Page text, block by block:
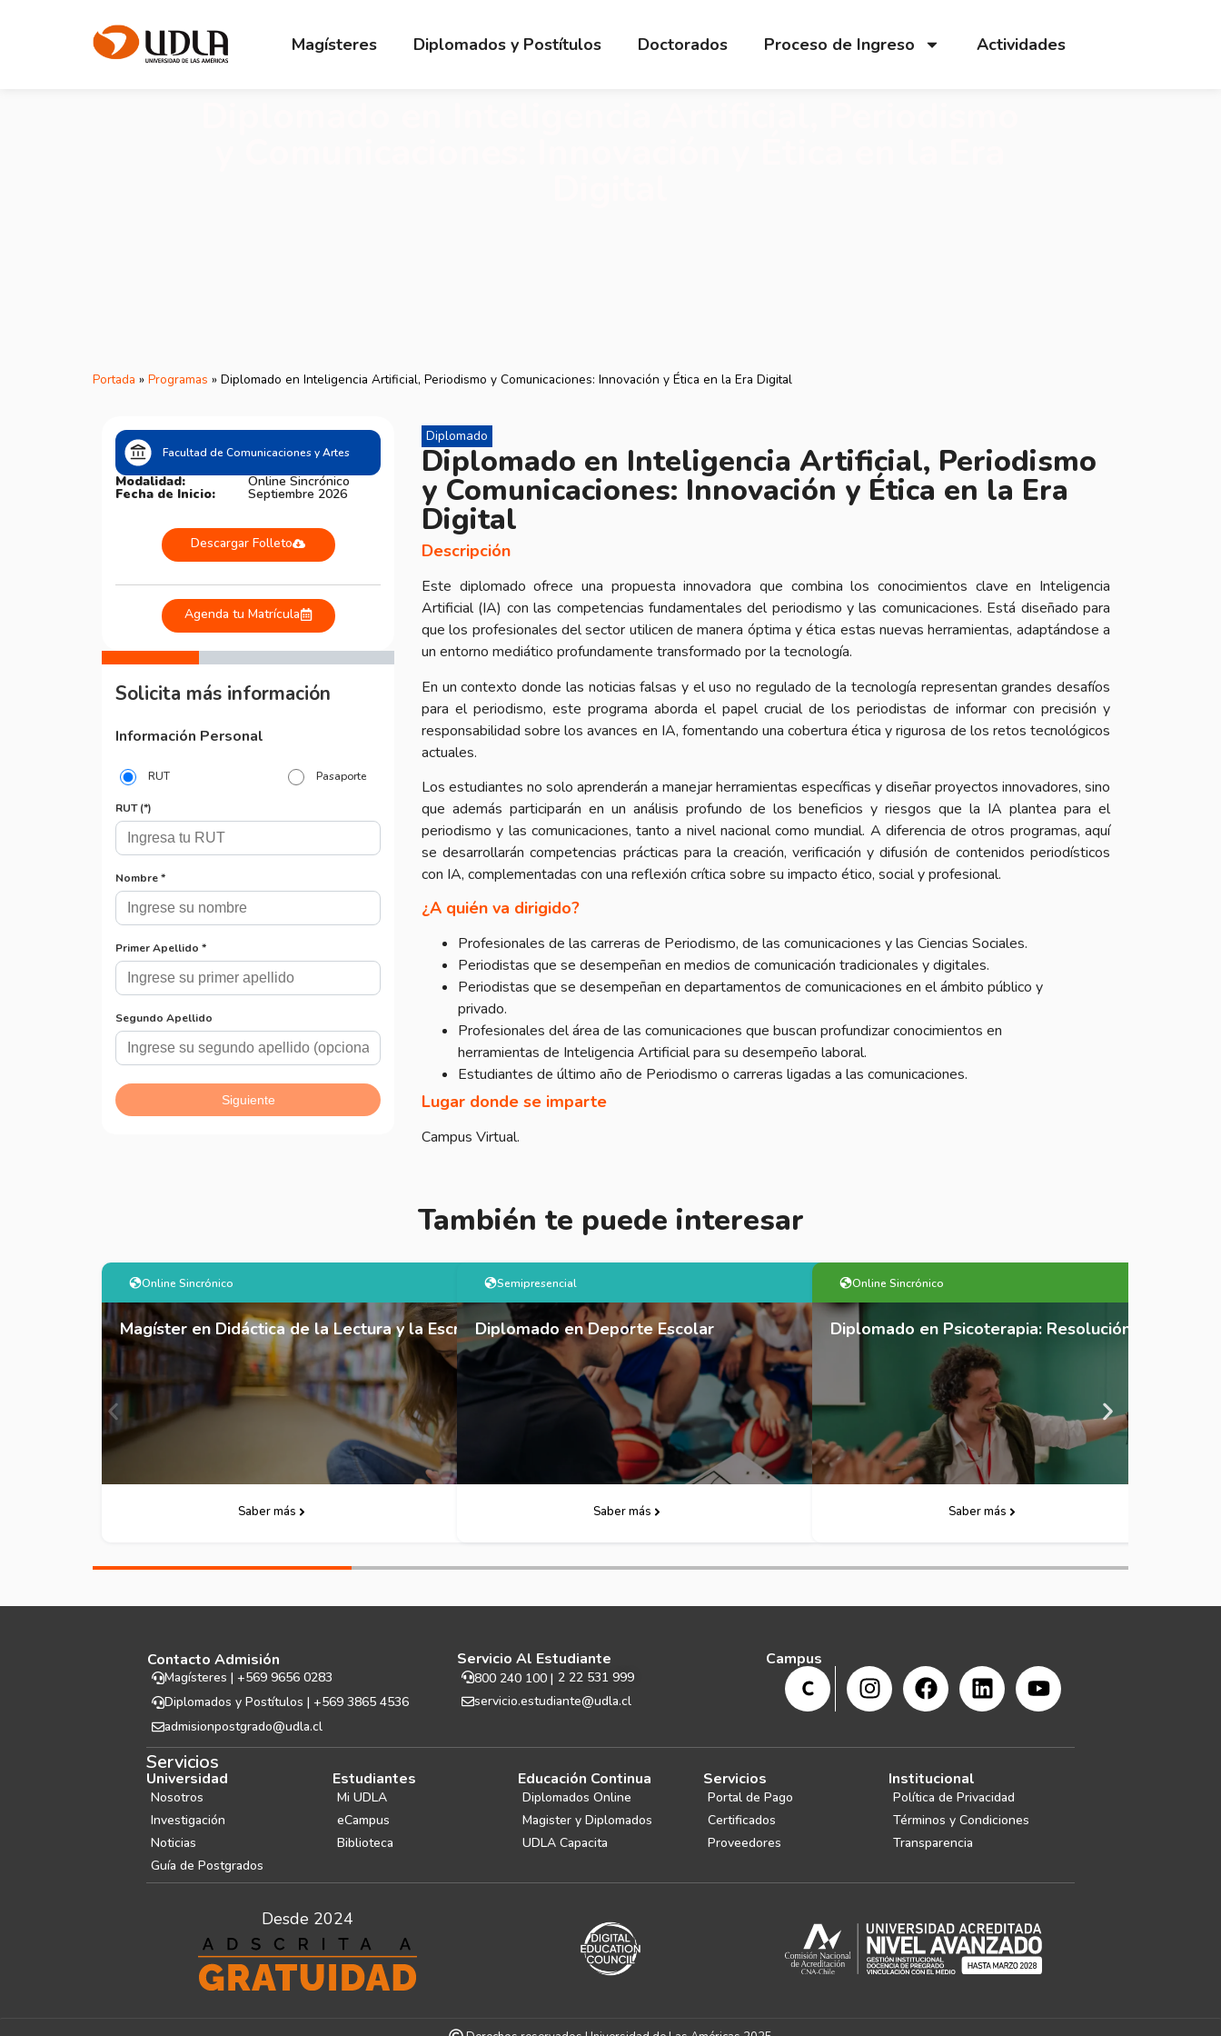
Magísteres Diplomados y Postítulos Doctorados Proceso de Ingreso Actividades
Portada » Programas » Diplomado en Inteligencia Artificial, Periodismo y Comunicaciones: Innovación y Ética en la Era Digital
Facultad de Comunicaciones y Artes
Modalidad: Online Sincrónico
Fecha de Inicio: Septiembre 2026
Descargar Folleto
Agenda tu Matrícula
Diplomado
Diplomado en Inteligencia Artificial, Periodismo
y Comunicaciones: Innovación y Ética en la Era
Digital
Descripción
Este diplomado ofrece una propuesta innovadora que combina los conocimientos clave en Inteligencia
Artificial (IA) con las competencias fundamentales del periodismo y las comunicaciones. Está diseñado para
que los profesionales del sector utilicen de manera óptima y ética estas nuevas herramientas, adaptándose a
un entorno mediático profundamente transformado por la tecnología.
En un contexto donde las noticias falsas y el uso no regulado de la tecnología representan grandes desafíos
para el periodismo, este programa aborda el papel crucial de los periodistas de informar con precisión y
responsabilidad sobre los avances en IA, fomentando una cobertura ética y rigurosa de los retos tecnológicos
actuales.
Los estudiantes no solo aprenderán a manejar herramientas específicas y diseñar proyectos innovadores, sino
que además participarán en un análisis profundo de los beneficios y riesgos que la IA plantea para el
periodismo y las comunicaciones, tanto a nivel nacional como mundial. A diferencia de otros programas, aquí
se desarrollarán competencias prácticas para la creación, verificación y difusión de contenidos periodísticos
con IA, complementadas con una reflexión crítica sobre su impacto ético, social y profesional.
¿A quién va dirigido?
Profesionales de las carreras de Periodismo, de las comunicaciones y las Ciencias Sociales.
Periodistas que se desempeñan en medios de comunicación tradicionales y digitales.
Periodistas que se desempeñan en departamentos de comunicaciones en el ámbito público y
privado.
Profesionales del área de las comunicaciones que buscan profundizar conocimientos en
herramientas de Inteligencia Artificial para su desempeño laboral.
Estudiantes de último año de Periodismo o carreras ligadas a las comunicaciones.
Lugar donde se imparte
Campus Virtual.
También te puede interesar
Online Sincrónico
Magíster en Didáctica de la Lectura y la Escritura
Saber más Descarga Folleto
Semipresencial
Diplomado en Deporte Escolar
Saber más Descarga Folleto
Online Sincrónico
Diplomado en Psicoterapia: Resolución de Problemas y
Saber más
Contacto Admisión
Magísteres | +569 9656 0283
Diplomados y Postítulos | +569 3865 4536
admisionpostgrado@udla.cl
Servicio Al Estudiante
800 240 100 | 2 22 531 999
servicio.estudiante@udla.cl
Campus
Servicios
Universidad
Nosotros
Investigación
Noticias
Guía de Postgrados
Estudiantes
Mi UDLA
eCampus
Biblioteca
Educación Continua
Diplomados Online
Magister y Diplomados
UDLA Capacita
Servicios
Portal de Pago
Certificados
Proveedores
Institucional
Política de Privacidad
Términos y Condiciones
Transparencia
Desde 2024